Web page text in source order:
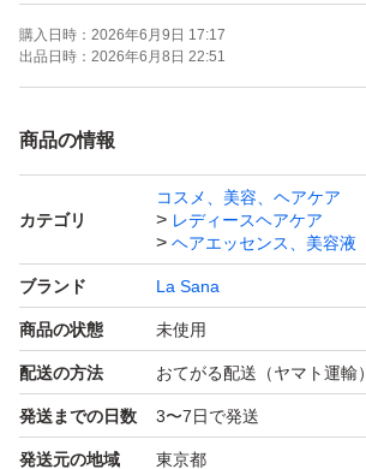
購入日時： 2026年6月9日 17:17
出品日時： 2026年6月8日 22:51
商品の情報
カテゴリ
コスメ、美容、ヘアケア
レディースヘアケア
ヘアエッセンス、美容液
ブランド La Sana
商品の状態 未使用
配送の方法 おてがる配送（ヤマト運輸）
発送までの日数 3〜7日で発送
発送元の地域 東京都